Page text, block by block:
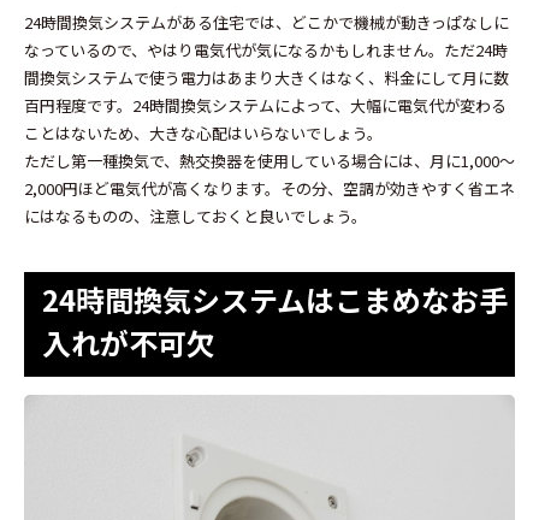
24時間換気システムがある住宅では、どこかで機械が動きっぱなしに
なっているので、やはり電気代が気になるかもしれません。ただ24時
間換気システムで使う電力はあまり大きくはなく、料金にして月に数
百円程度です。24時間換気システムによって、大幅に電気代が変わる
ことはないため、大きな心配はいらないでしょう。
ただし第一種換気で、熱交換器を使用している場合には、月に1,000～
2,000円ほど電気代が高くなります。その分、空調が効きやすく省エネ
にはなるものの、注意しておくと良いでしょう。
24時間換気システムはこまめなお手
入れが不可欠